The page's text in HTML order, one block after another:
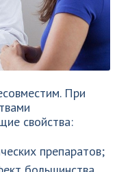
При
свойства:
препаратов;